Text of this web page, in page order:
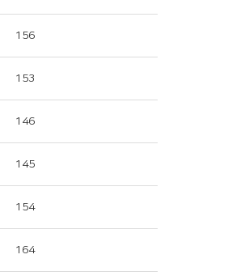
156
153
146
145
154
164